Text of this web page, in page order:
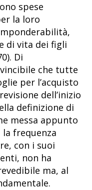
spese
la loro
di vita dei figli
Di
che tutte
per l’acquisto
dell’inizio
definizione di
messa appunto
frequenza
con i suoi
non ha
ma, al